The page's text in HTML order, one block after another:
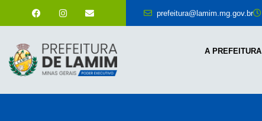
prefeitura@lamim.mg.gov.br
A PREFEITURA